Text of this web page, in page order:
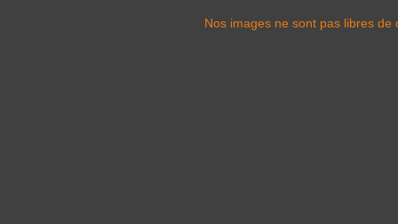
Nos images ne sont pas libres